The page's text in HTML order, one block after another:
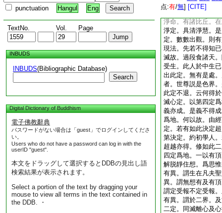
punctuation Hangul Eng
TextNo. Vol. Page
INBUDS
INBUDS(Bibliographic Database)
Search
Digital Dictionary of Buddhism
電子佛教辭典
パスワードがない場合は「guest」でログインしてくださ
い。
Users who do not have a password can log in with the
userID "guest".
本文をドラッグして選択するとDDBの見出し語
検索結果が表示されます。
Select a portion of the text by dragging your
mouse to view all terms in the text contained in
the DDB. ・
点:有/無] [CITE]
經退人後方於色界
説有。若不爾。則
淨命。有諸比丘。
淨定。具清淨慧。
定。數數出觀。則
現法。先若不得知
滅故。過段食諸天
受生。此人於中生
出此定。無有是處
者。世尊説是色界
此定不退。云何得
滅心定。以第四定
義亦成。是義不得
爲地。何以故。由
定。若有如此決定
第決定。約初學人
超越亦得。修如此
四定爲地。一以有
解脱靜住想。爲思
有異。謂生在凡夫
異。謂無想有及有
謂定受報不定受報
有異。謂於二界。
二定。同滅離心及